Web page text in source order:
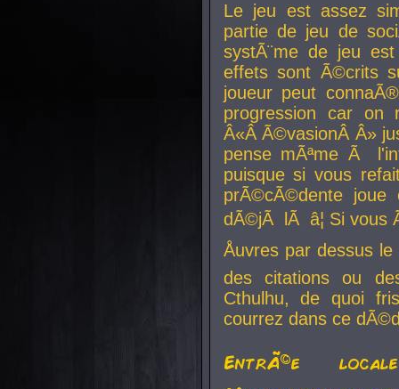
Le jeu est assez
partie de jeu de
systÃ¨me de jeu
effets sont Ã©crits
joueur peut
progression car
Â«Â Ã©vasionÂ Â»
pense mÃªme Ã
puisque si vous
prÃ©cÃ©dente
dÃ©jÃ lÃ â¦ Si vous
Åuvres par dessus
des citations ou
Cthulhu, de quoi
courrez dans ce
EntrÃ©e